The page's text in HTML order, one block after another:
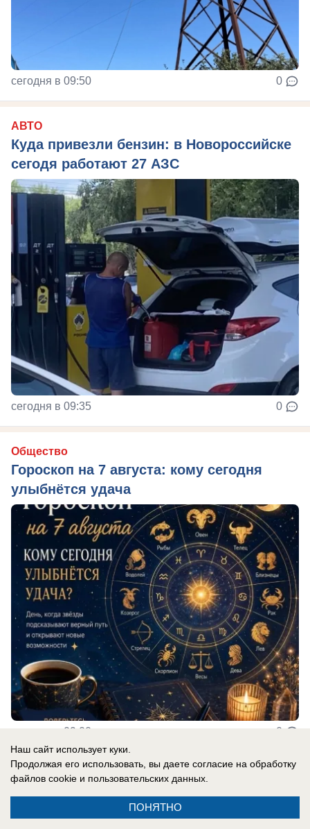
сегодня в 09:50 0
АВТО
Куда привезли бензин: в Новороссийске
сегодя работают 27 АЗС
сегодня в 09:35 0
Общество
Гороскоп на 7 августа: кому сегодня
улыбнётся удача
сегодня в 09:00 0
Главное в стране
Наш сайт использует куки.
Продолжая его использовать, вы даете согласие на обработку
файлов cookie и пользовательских данных.
ПОНЯТНО